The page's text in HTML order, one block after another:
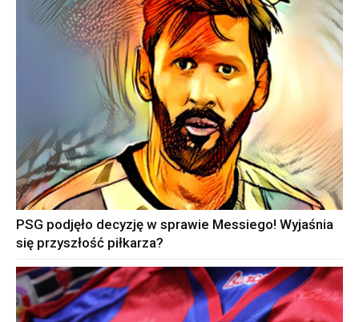
PSG podjęło decyzję w sprawie Messiego! Wyjaśnia
się przyszłość piłkarza?